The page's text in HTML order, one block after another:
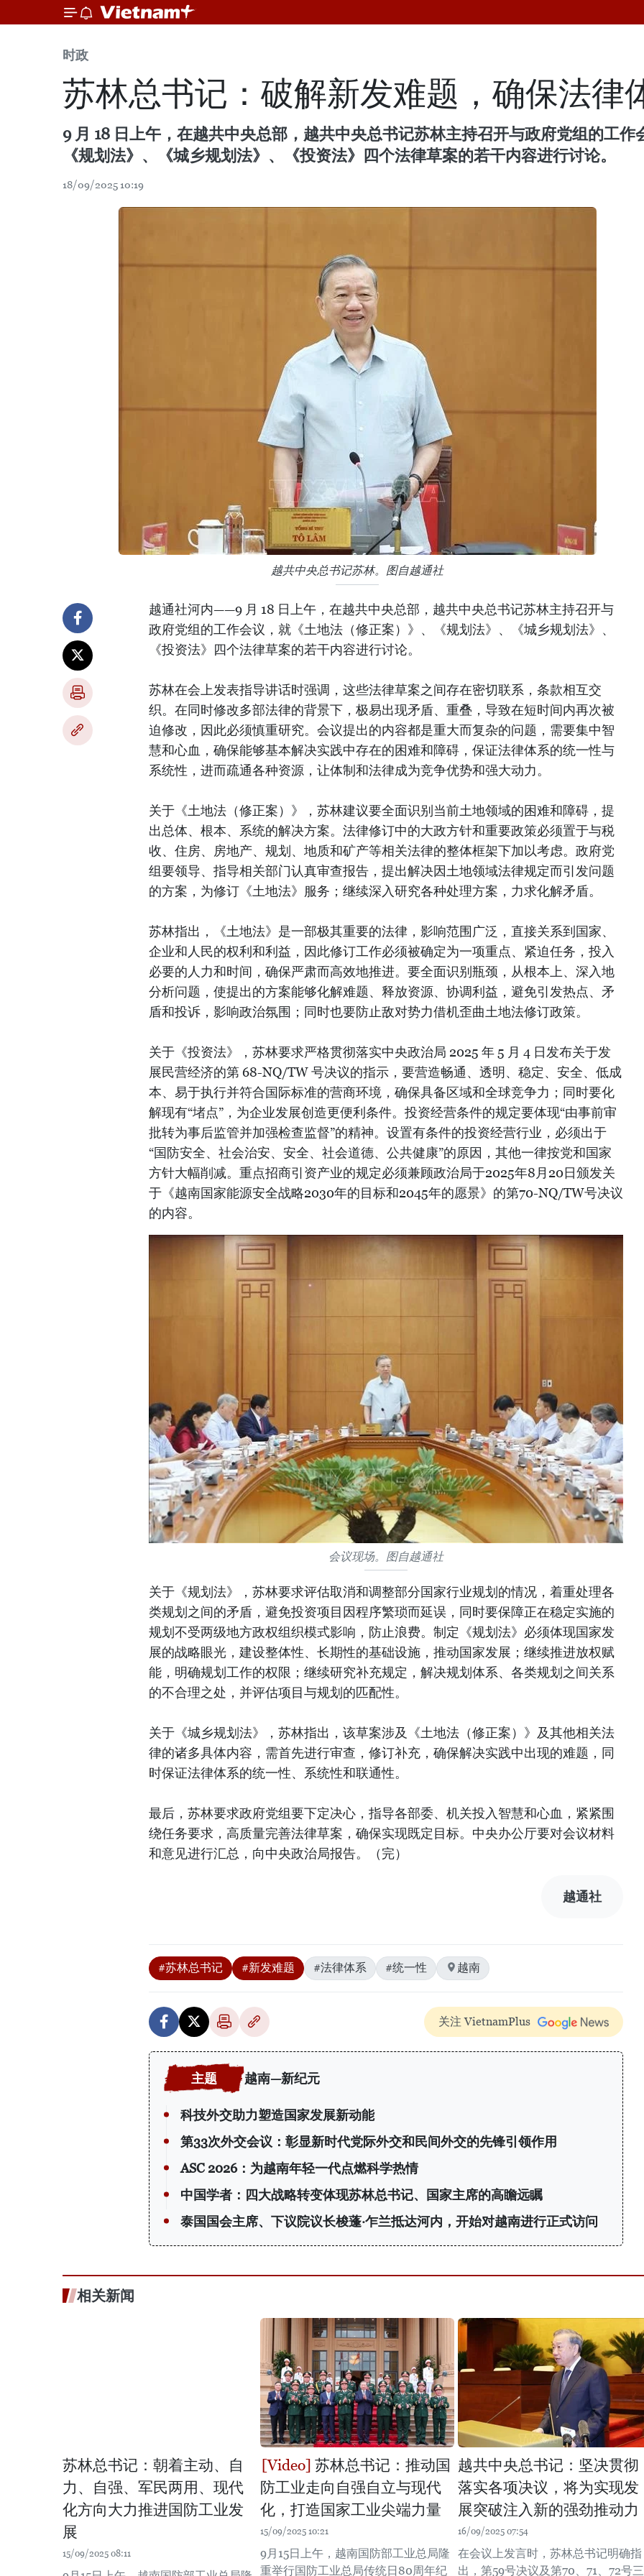
时政
苏林总书记：破解新发难题，确保法律
9 月 18 日上午，在越共中央总部，越共中央总书记苏林主持召开与政府党组的工
《规划法》、《城乡规划法》、《投资法》四个法律草案的若干内容进行讨论。
18/09/2025 10:19
越共中央总书记苏林。图自越通社
越通社河内——9 月 18 日上午，在越共中央总部，越共中央总书记苏林主持召开与
政府党组的工作会议，就《土地法（修正案）》、《规划法》、《城乡规划法》、
《投资法》四个法律草案的若干内容进行讨论。
苏林在会上发表指导讲话时强调，这些法律草案之间存在密切联系，条款相互交
织。在同时修改多部法律的背景下，极易出现矛盾、重叠，导致在短时间内再次被
迫修改，因此必须慎重研究。会议提出的内容都是重大而复杂的问题，需要集中智
慧和心血，确保能够基本解决实践中存在的困难和障碍，保证法律体系的统一性与
系统性，进而疏通各种资源，让体制和法律成为竞争优势和强大动力。
关于《土地法（修正案）》，苏林建议要全面识别当前土地领域的困难和障碍，提
出总体、根本、系统的解决方案。法律修订中的大政方针和重要政策必须置于与税
收、住房、房地产、规划、地质和矿产等相关法律的整体框架下加以考虑。政府党
组要领导、指导相关部门认真审查报告，提出解决因土地领域法律规定而引发问题
的方案，为修订《土地法》服务；继续深入研究各种处理方案，力求化解矛盾。
苏林指出，《土地法》是一部极其重要的法律，影响范围广泛，直接关系到国家、
企业和人民的权利和利益，因此修订工作必须被确定为一项重点、紧迫任务，投入
必要的人力和时间，确保严肃而高效地推进。要全面识别瓶颈，从根本上、深入地
分析问题，使提出的方案能够化解难题、释放资源、协调利益，避免引发热点、矛
盾和投诉，影响政治氛围；同时也要防止敌对势力借机歪曲土地法修订政策。
关于《投资法》，苏林要求严格贯彻落实中央政治局 2025 年 5 月 4 日发布关于发
展民营经济的第 68-NQ/TW 号决议的指示，要营造畅通、透明、稳定、安全、低成
本、易于执行并符合国际标准的营商环境，确保具备区域和全球竞争力；同时要化
解现有“堵点”，为企业发展创造更便利条件。投资经营条件的规定要体现“由事前审
批转为事后监管并加强检查监督”的精神。设置有条件的投资经营行业，必须出于
“国防安全、社会治安、安全、社会道德、公共健康”的原因，其他一律按党和国家
方针大幅削减。重点招商引资产业的规定必须兼顾政治局于2025年8月20日颁发关
于《越南国家能源安全战略2030年的目标和2045年的愿景》的第70-NQ/TW号决议
的内容。
会议现场。图自越通社
关于《规划法》，苏林要求评估取消和调整部分国家行业规划的情况，着重处理各
类规划之间的矛盾，避免投资项目因程序繁琐而延误，同时要保障正在稳定实施的
规划不受两级地方政权组织模式影响，防止浪费。制定《规划法》必须体现国家发
展的战略眼光，建设整体性、长期性的基础设施，推动国家发展；继续推进放权赋
能，明确规划工作的权限；继续研究补充规定，解决规划体系、各类规划之间关系
的不合理之处，并评估项目与规划的匹配性。
关于《城乡规划法》，苏林指出，该草案涉及《土地法（修正案）》及其他相关法
律的诸多具体内容，需首先进行审查，修订补充，确保解决实践中出现的难题，同
时保证法律体系的统一性、系统性和联通性。
最后，苏林要求政府党组要下定决心，指导各部委、机关投入智慧和心血，紧紧围
绕任务要求，高质量完善法律草案，确保实现既定目标。中央办公厅要对会议材料
和意见进行汇总，向中央政治局报告。（完）
越通社
#苏林总书记 #新发难题 #法律体系 #统一性 越南
关注 VietnamPlus
越南—新纪元
科技外交助力塑造国家发展新动能
第33次外交会议：彰显新时代党际外交和民间外交的先锋引领作用
ASC 2026：为越南年轻一代点燃科学热情
中国学者：四大战略转变体现苏林总书记、国家主席的高瞻远瞩
泰国国会主席、下议院议长梭蓬·乍兰抵达河内，开始对越南进行正式访问
相关新闻
苏林总书记：朝着主动、自
力、自强、军民两用、现代
化方向大力推进国防工业发
展
15/09/2025 08:11
苏林总书记：推动国
防工业走向自强自立与现代
化，打造国家工业尖端力量
15/09/2025 10:21
9月15日上午，越南国防部工业总局隆
重举行国防工业总局传统日80周年纪
越共中央总书记：坚决贯彻
落实各项决议，将为实现发
展突破注入新的强劲推动力
16/09/2025 07:54
在会议上发言时，苏林总书记明确指
出，第59号决议及第70、71、72号三